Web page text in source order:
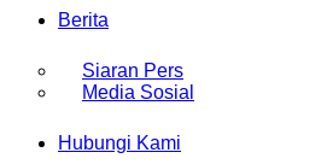
Berita
Siaran Pers
Media Sosial
Hubungi Kami